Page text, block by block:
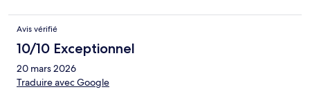
Avis vérifié
10/10 Exceptionnel
20 mars 2026
Traduire avec Google